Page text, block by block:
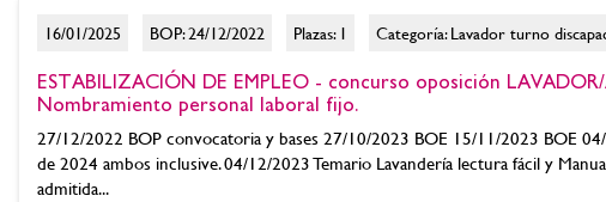
16/01/2025 BOP: 24/12/2022 Plazas: 1 Categoría: Lavador turno
ESTABILIZACIÓN DE EMPLEO - concurso oposición
Nombramiento personal laboral fijo.
27/12/2022 BOP convocatoria y bases 27/10/2023 BOE 15/11/2023 BOE
de 2024 ambos inclusive. 04/12/2023 Temario Lavandería lectura fácil y
admitida...